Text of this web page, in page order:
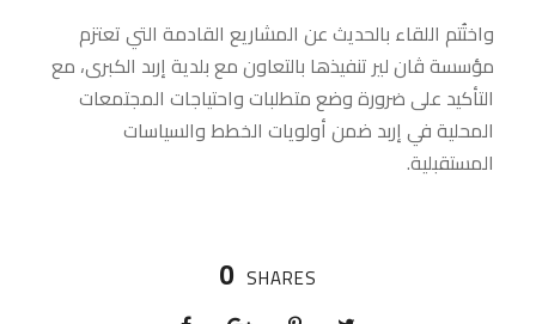
واختُتم اللقاء بالحديث عن المشاريع القادمة التي تعتزم
مؤسسة ڤان لير تنفيذها بالتعاون مع بلدية إربد الكبرى، مع
التأكيد على ضرورة وضع متطلبات واحتياجات المجتمعات
المحلية في إربد ضمن أولويات الخطط والسياسات
المستقبلية.
0 SHARES